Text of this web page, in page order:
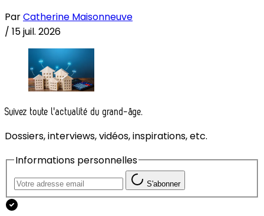
ParCatherine Maisonneuve
/ 15 juil. 2026
Suivez toute l'actualité du grand-âge.
Dossiers, interviews, vidéos, inspirations, etc.
Informations personnelles
S'abonner